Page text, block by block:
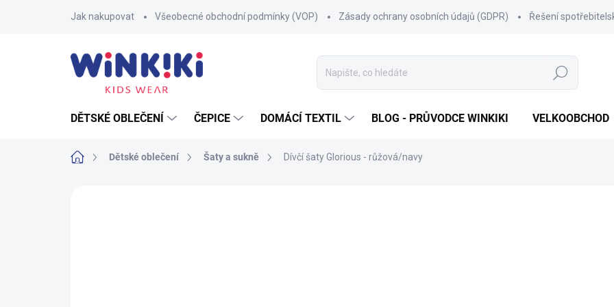
Jak nakupovat Všeobecné obchodní podmínky (VOP) Zásady ochrany osobních údajů (GDPR) Řešení
Hledat
DĚTSKÉ OBLEČENÍ ČEPICE DOMÁCÍ TEXTIL BLOG - PRŮVODCE WINKIKI VELKOOBCHOD
Domů Dětské oblečení Šaty a sukně Dívčí šaty Glorious - růžová/navy